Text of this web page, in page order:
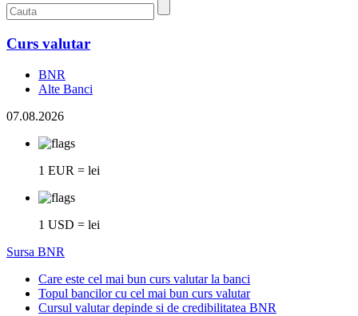
Curs valutar
BNR
Alte Banci
07.08.2026
1 EUR = lei
1 USD = lei
Sursa BNR
Care este cel mai bun curs valutar la banci
Topul bancilor cu cel mai bun curs valutar
Cursul valutar depinde si de credibilitatea BNR